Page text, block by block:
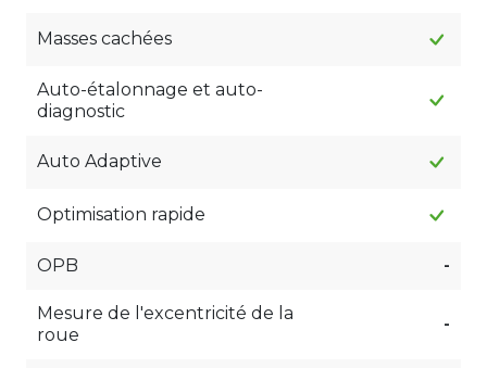
Masses cachées
Auto-étalonnage et auto-
diagnostic
Auto Adaptive
Optimisation rapide
OPB -
Mesure de l'excentricité de la
roue
-